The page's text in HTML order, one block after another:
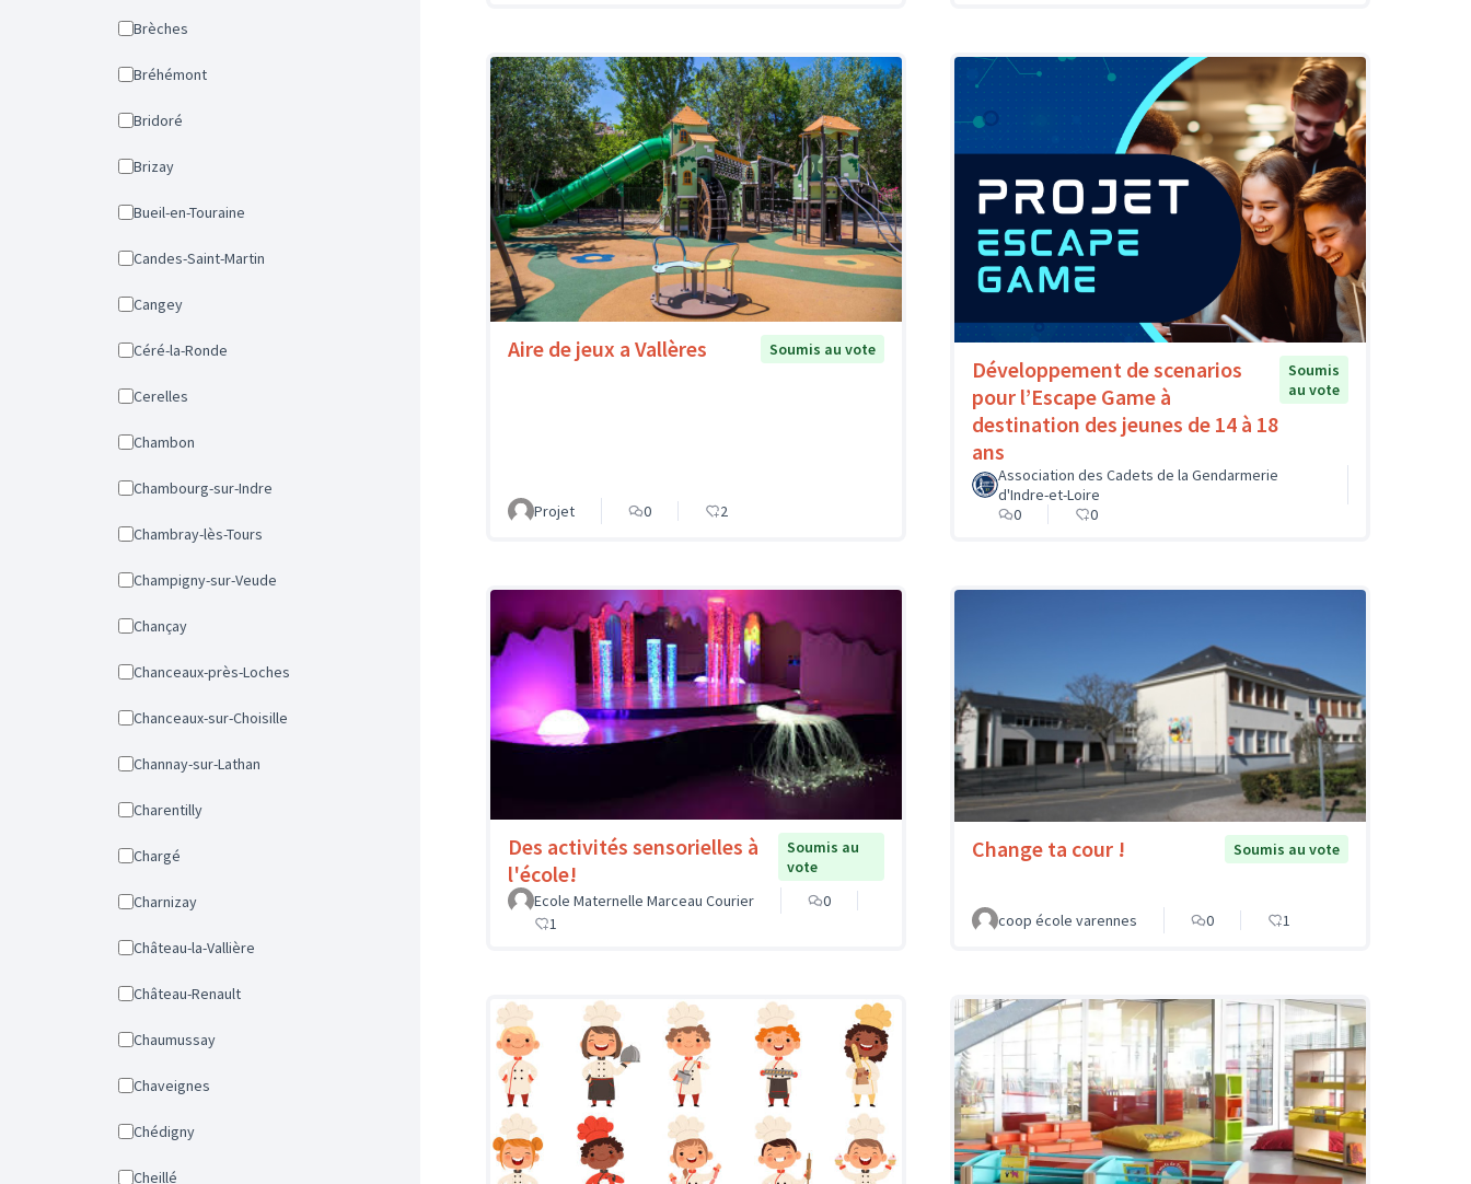
Brèches
Bréhémont
Bridoré
Brizay
Bueil-en-Touraine
Candes-Saint-Martin
Cangey
Céré-la-Ronde
Cerelles
Chambon
Chambourg-sur-Indre
Chambray-lès-Tours
Champigny-sur-Veude
Chançay
Chanceaux-près-Loches
Chanceaux-sur-Choisille
Channay-sur-Lathan
Charentilly
Chargé
Charnizay
Château-la-Vallière
Château-Renault
Chaumussay
Chaveignes
Chédigny
Cheillé
Aire de jeux a Vallères Soumis au vote
Projet 0 2
Développement de scenarios
pour l’Escape Game à
destination des jeunes de 14 à 18
ans
Soumis
au vote
Association des Cadets de la Gendarmerie
d'Indre-et-Loire
0
0
Des activités sensorielles à
l'école!
Soumis au
vote
Ecole Maternelle Marceau Courier
0
1
Change ta cour ! Soumis au vote
coop école varennes 0 1